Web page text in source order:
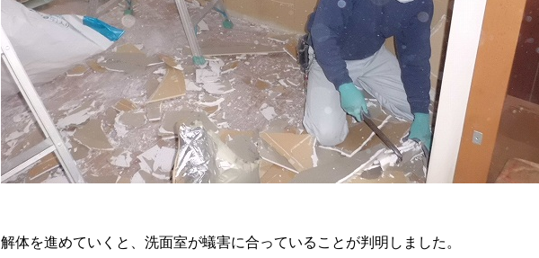
解体を進めていくと、洗面室が蟻害に合っていることが判明しました。